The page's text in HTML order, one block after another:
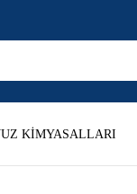
KİMYASALLARI